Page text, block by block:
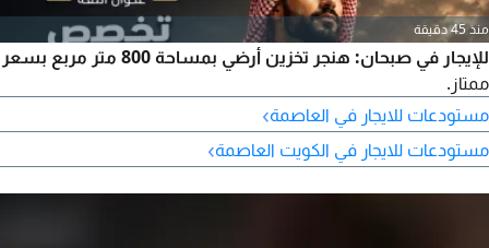
منذ 45 دقيقة
للإيجار في صبحان: هنجر تخزين أرضي بمساحة 800 متر مربع بسعر
ممتاز.
مستودعات للايجار في العاصمة›
مستودعات للايجار في الكويت العاصمة›